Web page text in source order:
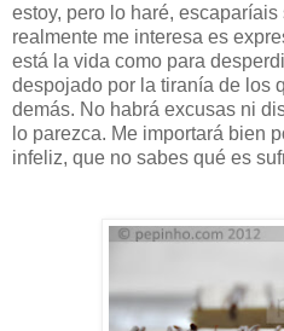
estoy, pero lo haré,
realmente me interesa es
está la vida como para
despojado por la tiranía de los
demás. No habrá excusas ni
lo parezca. Me importará bien
infeliz, que no sabes qué es